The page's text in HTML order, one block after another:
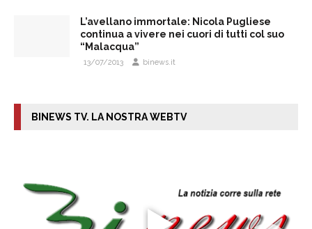
L’avellano immortale: Nicola Pugliese
continua a vivere nei cuori di tutti col suo
“Malacqua”
13/07/2013 binews.it
BINEWS TV. LA NOSTRA WEBTV